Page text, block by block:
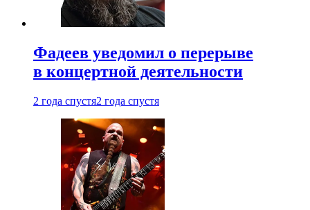
Фадеев уведомил о перерыве
в концертной деятельности
2 года спустя2 года спустя